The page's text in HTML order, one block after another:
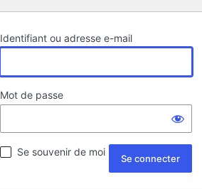
Identifiant ou adresse e-mail
Mot de passe
Se souvenir de moi